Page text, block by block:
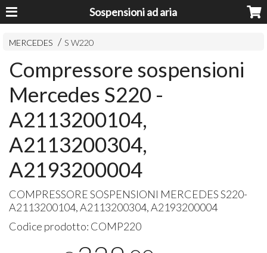
Sospensioni ad aria
MERCEDES S W220
Compressore sospensioni
Mercedes S220 -
A2113200104,
A2113200304,
A2193200004
COMPRESSORE SOSPENSIONI MERCEDESS220-
A2113200104, A2113200304, A2193200004
Codice prodotto: COMP220